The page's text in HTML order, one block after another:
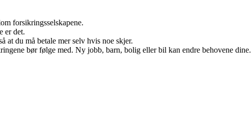
forsikringsselskapene.
er det.
at du må betale mer selv hvis noe skjer.
bør følge med. Ny jobb, barn, bolig eller bil kan endre behovene dine.